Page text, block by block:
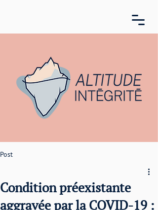
Post
Condition préexistante
aggravée par la COVID-19 :